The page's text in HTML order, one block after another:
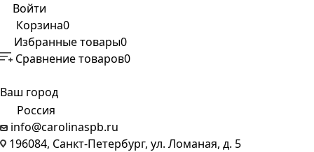
Войти
Корзина0
Избранные товары0
Сравнение товаров0
Ваш город
Россия
info@carolinaspb.ru
196084, Санкт-Петербург, ул. Ломаная, д. 5